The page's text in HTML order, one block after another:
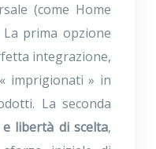
(come Home
prima opzione
integrazione,
imprigionati » in
La seconda
libertà di scelta,